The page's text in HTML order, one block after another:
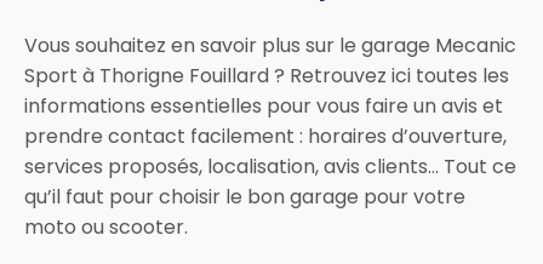
Vous souhaitez en savoir plus sur le garage Mecanic
Sport à Thorigne Fouillard ? Retrouvez ici toutes les
informations essentielles pour vous faire un avis et
prendre contact facilement : horaires d’ouverture,
services proposés, localisation, avis clients… Tout ce
qu’il faut pour choisir le bon garage pour votre
moto ou scooter.